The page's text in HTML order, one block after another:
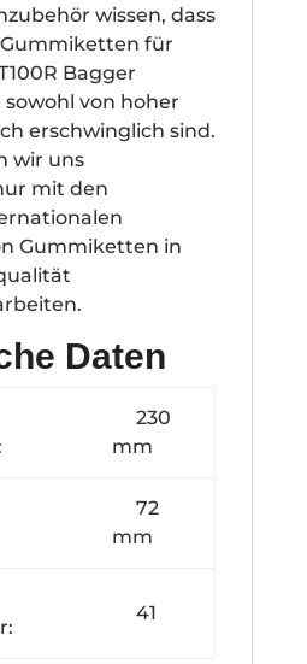
wissen, dass
Gummiketten für
Bagger
von hoher
erschwinglich sind.
wir uns
mit den
Gummiketten in
Daten
230
mm
72
mm
41